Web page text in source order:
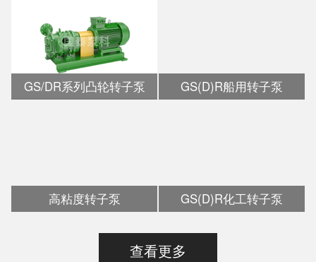
GS/DR系列凸轮转子泵 GS(D)R船用转子泵
高粘度转子泵 GS(D)R化工转子泵
查看更多